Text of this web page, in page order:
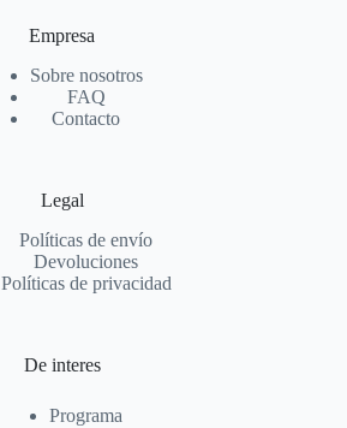
Empresa
Sobre nosotros
FAQ
Contacto
Legal
Políticas de envío
Devoluciones
Políticas de privacidad
De interes
Programa